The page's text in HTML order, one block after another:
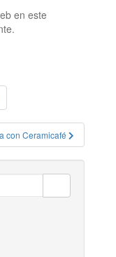
en este
con Ceramicafé